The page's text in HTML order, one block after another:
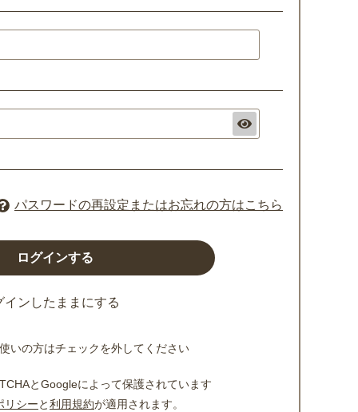
パスワードの再設定またはお忘れの方はこちら
インしたままにする
いの方はチェックを外してください
とGoogleによって保護されています
リシーと利用規約が適用されます。